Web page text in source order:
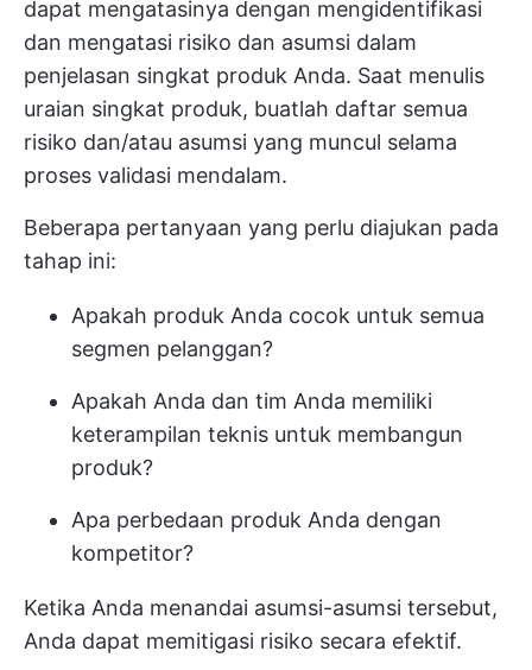
dapat mengatasinya dengan mengidentifikasi
dan mengatasi risiko dan asumsi dalam
penjelasan singkat produk Anda. Saat menulis
uraian singkat produk, buatlah daftar semua
risiko dan/atau asumsi yang muncul selama
proses validasi mendalam.
Beberapa pertanyaan yang perlu diajukan pada
tahap ini:
Apakah produk Anda cocok untuk semua
segmen pelanggan?
Apakah Anda dan tim Anda memiliki
keterampilan teknis untuk membangun
produk?
Apa perbedaan produk Anda dengan
kompetitor?
Ketika Anda menandai asumsi-asumsi tersebut,
Anda dapat memitigasi risiko secara efektif.